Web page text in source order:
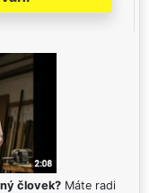
človek? Máte radi